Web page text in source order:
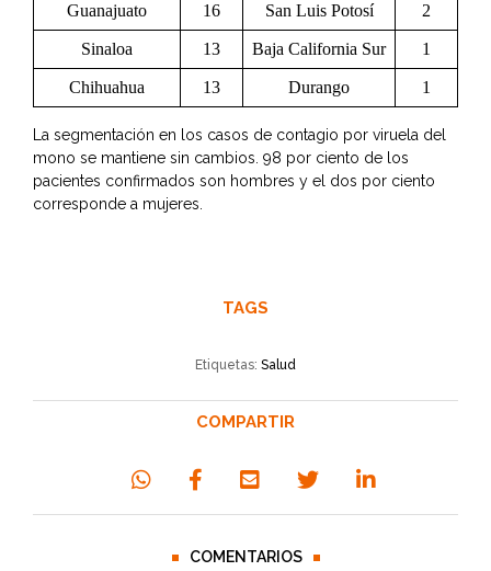
Guanajuato 16 San Luis Potosí 2
Sinaloa 13 Baja California Sur 1
Chihuahua 13 Durango 1
La segmentación en los casos de contagio por viruela del
mono se mantiene sin cambios. 98 por ciento de los
pacientes confirmados son hombres y el dos por ciento
corresponde a mujeres.
TAGS
Etiquetas: Salud
COMPARTIR
COMENTARIOS